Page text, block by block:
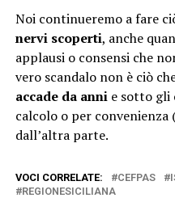
Noi continueremo a fare
nervi scoperti, anche
applausi o consensi che
vero scandalo non è ciò
accade da anni e sotto gli
calcolo o per convenienza
dall’altra parte.
VOCI CORRELATE: CEFPAS
REGIONESICILIANA